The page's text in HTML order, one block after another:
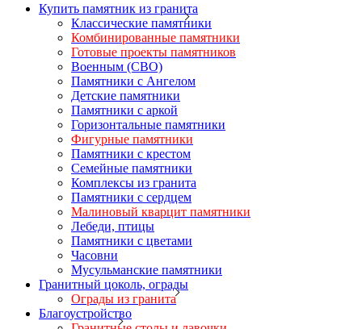
Купить памятник из гранита
Классические памятники
Комбинированные памятники
Готовые проекты памятников
Военным (СВО)
Памятники с Ангелом
Детские памятники
Памятники с аркой
Горизонтальные памятники
Фигурные памятники
Памятники с крестом
Семейные памятники
Комплексы из гранита
Памятники с сердцем
Малиновый кварцит памятники
Лебеди, птицы
Памятники с цветами
Часовни
Мусульманские памятники
Гранитный цоколь, ограды
Ограды из гранита
Благоустройство